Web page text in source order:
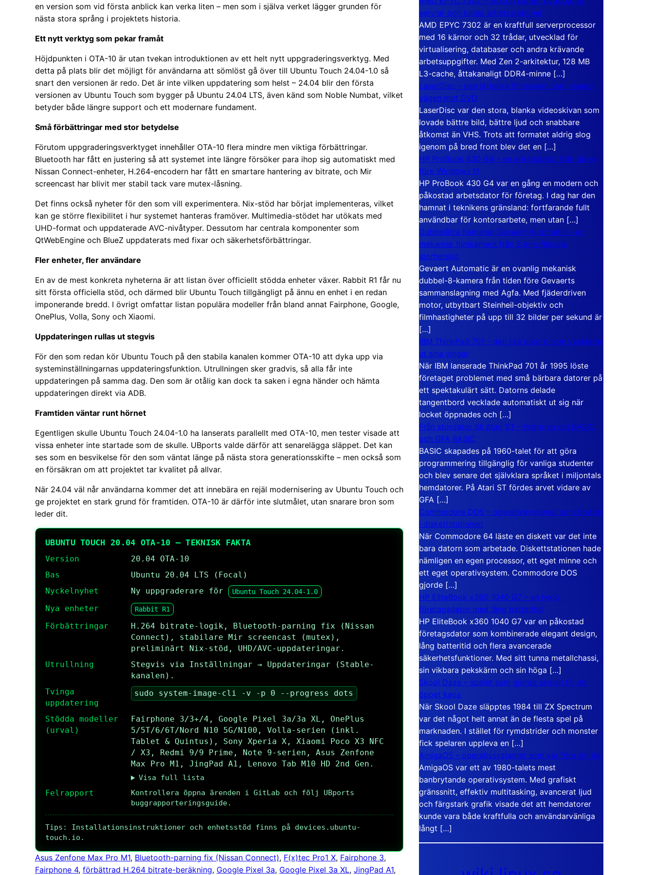
en version som vid första anblick kan verka liten – men som i själva verket lägger grunden för
nästa stora språng i projektets historia.
Ett nytt verktyg som pekar framåt
Höjdpunkten i OTA-10 är utan tvekan introduktionen av ett helt nytt uppgraderingsverktyg. Med
detta på plats blir det möjligt för användarna att sömlöst gå över till Ubuntu Touch 24.04-1.0 så
snart den versionen är redo. Det är inte vilken uppdatering som helst – 24.04 blir den första
versionen av Ubuntu Touch som bygger på Ubuntu 24.04 LTS, även känd som Noble Numbat, vilket
betyder både längre support och ett modernare fundament.
Små förbättringar med stor betydelse
Förutom uppgraderingsverktyget innehåller OTA-10 flera mindre men viktiga förbättringar.
Bluetooth har fått en justering så att systemet inte längre försöker para ihop sig automatiskt med
Nissan Connect-enheter, H.264-encodern har fått en smartare hantering av bitrate, och Mir
screencast har blivit mer stabil tack vare mutex-låsning.
Det finns också nyheter för den som vill experimentera. Nix-stöd har börjat implementeras, vilket
kan ge större flexibilitet i hur systemet hanteras framöver. Multimedia-stödet har utökats med
UHD-format och uppdaterade AVC-nivåtyper. Dessutom har centrala komponenter som
QtWebEngine och BlueZ uppdaterats med fixar och säkerhetsförbättringar.
Fler enheter, fler användare
En av de mest konkreta nyheterna är att listan över officiellt stödda enheter växer. Rabbit R1 får nu
sitt första officiella stöd, och därmed blir Ubuntu Touch tillgängligt på ännu en enhet i en redan
imponerande bredd. I övrigt omfattar listan populära modeller från bland annat Fairphone, Google,
OnePlus, Volla, Sony och Xiaomi.
Uppdateringen rullas ut stegvis
För den som redan kör Ubuntu Touch på den stabila kanalen kommer OTA-10 att dyka upp via
systeminställningarnas uppdateringsfunktion. Utrullningen sker gradvis, så alla får inte
uppdateringen på samma dag. Den som är otålig kan dock ta saken i egna händer och hämta
uppdateringen direkt via ADB.
Framtiden väntar runt hörnet
Egentligen skulle Ubuntu Touch 24.04-1.0 ha lanserats parallellt med OTA-10, men tester visade att
vissa enheter inte startade som de skulle. UBports valde därför att senarelägga släppet. Det kan
ses som en besvikelse för den som väntat länge på nästa stora generationsskifte – men också som
en försäkran om att projektet tar kvalitet på allvar.
När 24.04 väl når användarna kommer det att innebära en rejäl modernisering av Ubuntu Touch och
ge projektet en stark grund för framtiden. OTA-10 är därför inte slutmålet, utan snarare bron som
leder dit.
UBUNTU TOUCH 20.04 OTA-10 – TEKNISK FAKTA
Version
20.04 OTA-10
Bas
Ubuntu 20.04 LTS (Focal)
Nyckelnyhet
Ny uppgraderare för Ubuntu Touch 24.04-1.0
Nya enheter Rabbit R1
Förbättringar
H.264 bitrate-logik, Bluetooth-parning fix (Nissan
Connect), stabilare Mir screencast (mutex),
preliminärt Nix-stöd, UHD/AVC-uppdateringar.
Utrullning
Stegvis via Inställningar → Uppdateringar (Stable-
kanalen).
Tvinga
uppdatering
sudo system-image-cli -v -p 0 --progress dots
Stödda modeller
(urval)
Fairphone 3/3+/4, Google Pixel 3a/3a XL, OnePlus
5/5T/6/6T/Nord N10 5G/N100, Volla-serien (inkl.
Tablet & Quintus), Sony Xperia X, Xiaomi Poco X3 NFC
/ X3, Redmi 9/9 Prime, Note 9-serien, Asus Zenfone
Max Pro M1, JingPad A1, Lenovo Tab M10 HD 2nd Gen.
Visa full lista
Felrapport
Kontrollera öppna ärenden i GitLab och följ UBports
buggrapporteringsguide.
Tips: Installationsinstruktioner och enhetsstöd finns på devices.ubuntu-
touch.io.
Asus Zenfone Max Pro M1, Bluetooth-parning fix (Nissan Connect), F(x)tec Pro1 X, Fairphone 3
Fairphone 4, förbättrad H.264 bitrate-beräkning, Google Pixel 3a, Google Pixel 3a XL, JingPad A1
servrar och tunga arbetsstationer
AMD EPYC 7302 är en kraftfull serverprocessor
med 16 kärnor och 32 trådar, utvecklad för
virtualisering, databaser och andra krävande
arbetsuppgifter. Med Zen 2-arkitektur, 128 MB
L3-cache, åttakanaligt DDR4-minne […]
LaserDisc – den jättelika filmskivan som visade
vägen mot DVD
LaserDisc var den stora, blanka videoskivan som
lovade bättre bild, bättre ljud och snabbare
åtkomst än VHS. Trots att formatet aldrig slog
igenom på bred front blev det en […]
HP ProBook 430 G4 – en arbetsdator från tiden
före Windows 11
HP ProBook 430 G4 var en gång en modern och
påkostad arbetsdator för företag. I dag har den
hamnat i teknikens gränsland: fortfarande fullt
användbar för kontorsarbete, men utan […]
Dubbelåtta Kameran Gevaert Automatic – en
mekanisk filmkamera från 8 mm-filmens
storhetstid
Gevaert Automatic är en ovanlig mekanisk
dubbel-8-kamera från tiden före Gevaerts
sammanslagning med Agfa. Med fjäderdriven
motor, utbytbart Steinheil-objektiv och
filmhastigheter på upp till 32 bilder per sekund är
[…]
IBM ThinkPad 701 – den lilla datorn som vecklade
ut sina vingar
När IBM lanserade ThinkPad 701 år 1995 löste
företaget problemet med små bärbara datorer på
ett spektakulärt sätt. Datorns delade
tangentbord vecklade automatiskt ut sig när
locket öppnades och […]
Från stordator till Atari ST – historien om BASIC
och GFA BASIC
BASIC skapades på 1960-talet för att göra
programmering tillgänglig för vanliga studenter
och blev senare det självklara språket i miljontals
hemdatorer. På Atari ST fördes arvet vidare av
GFA […]
Commodore DOS – operativsystemet som bodde
i diskettstationen
När Commodore 64 läste en diskett var det inte
bara datorn som arbetade. Diskettstationen hade
nämligen en egen processor, ett eget minne och
ett eget operativsystem. Commodore DOS
gjorde […]
HP EliteBook x360 1040 G7 – en lyxig
företagsdator med lång batteritid
HP EliteBook x360 1040 G7 var en påkostad
företagsdator som kombinerade elegant design,
lång batteritid och flera avancerade
säkerhetsfunktioner. Med sitt tunna metallchassi,
sin vikbara pekskärm och sin höga […]
Skool Daze – spelet som gjorde skolan till ett
öppet kaos
När Skool Daze släpptes 1984 till ZX Spectrum
var det något helt annat än de flesta spel på
marknaden. I stället för rymdstrider och monster
fick spelaren uppleva en […]
AmigaOS – operativsystemet som var före sin tid
AmigaOS var ett av 1980-talets mest
banbrytande operativsystem. Med grafiskt
gränssnitt, effektiv multitasking, avancerat ljud
och färgstark grafik visade det att hemdatorer
kunde vara både kraftfulla och användarvänliga
långt […]